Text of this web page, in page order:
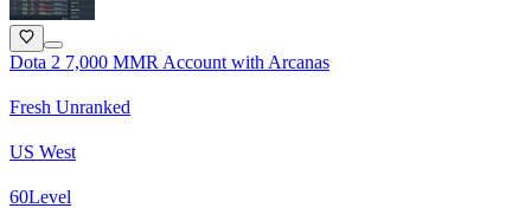
Dota 2 7,000 MMR Account with Arcanas
Fresh Unranked
US West
60Level